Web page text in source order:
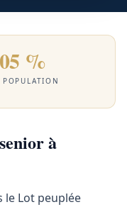
%
à
le Lot peuplée